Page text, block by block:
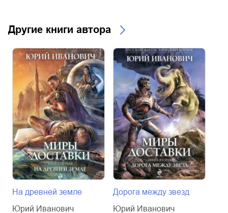
Другие книги автора
На древней земле
Юрий Иванович
Дорога между звезд
Юрий Иванович